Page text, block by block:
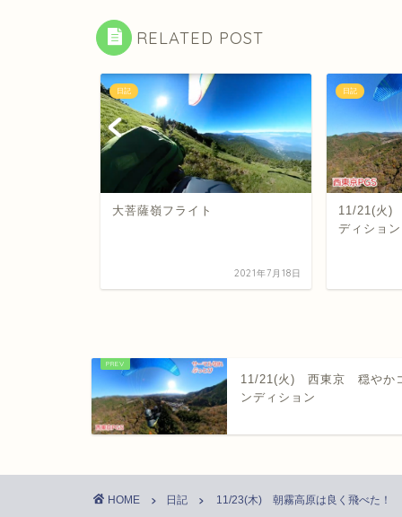
RELATED POST
日記
大菩薩嶺フライト
2021年7月18日
日記
11/21(火)
ディション
11/21(火) 西東京 穏やか
ンディション
HOME 日記 11/23(木) 朝霧高原は良く飛べた！